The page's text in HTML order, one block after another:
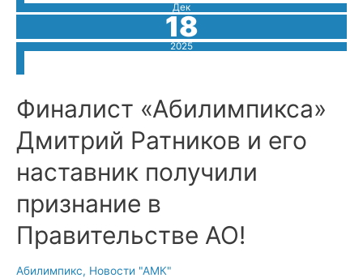
помощи
в
АМК!
Дек
18
2025
Финалист «Абилимпикса»
Дмитрий Ратников и его
наставник получили
признание в
Правительстве АО!
Абилимпикс, Новости "АМК"